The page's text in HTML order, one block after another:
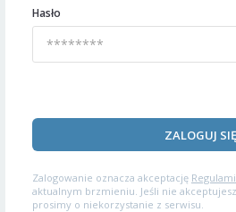
Hasło
ZALOGUJ SIĘ
Zalogowanie oznacza akceptację
aktualnym brzmieniu. Jeśli nie
prosimy o niekorzystanie z serwisu.